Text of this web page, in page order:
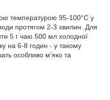
температурою 95-100°C у
протягом 2-3 хвилин. Для
5 г чаю 500 мл холодної
на 6-8 годин - у такому
особливо м’яко та